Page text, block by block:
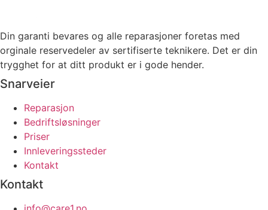
Din garanti bevares og alle reparasjoner foretas med
orginale reservedeler av sertifiserte teknikere. Det er din
trygghet for at ditt produkt er i gode hender.
Snarveier
Reparasjon
Bedriftsløsninger
Priser
Innleveringssteder
Kontakt
Kontakt